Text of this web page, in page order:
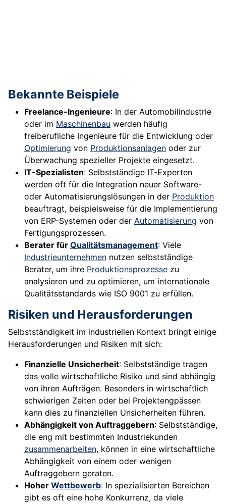
Bekannte Beispiele
Freelance-Ingenieure: In der Automobilindustrie
oder im Maschinenbau werden häufig
freiberufliche Ingenieure für die Entwicklung oder
Optimierung von Produktionsanlagen oder zur
Überwachung spezieller Projekte eingesetzt.
IT-Spezialisten: Selbstständige IT-Experten
werden oft für die Integration neuer Software-
oder Automatisierungslösungen in der Produktion
beauftragt, beispielsweise für die Implementierung
von ERP-Systemen oder der Automatisierung von
Fertigungsprozessen.
Berater für Qualitätsmanagement: Viele
Industrieunternehmen nutzen selbstständige
Berater, um ihre Produktionsprozesse zu
analysieren und zu optimieren, um internationale
Qualitätsstandards wie ISO 9001 zu erfüllen.
Risiken und Herausforderungen
Selbstständigkeit im industriellen Kontext bringt einige
Herausforderungen und Risiken mit sich:
Finanzielle Unsicherheit: Selbstständige tragen
das volle wirtschaftliche Risiko und sind abhängig
von ihren Aufträgen. Besonders in wirtschaftlich
schwierigen Zeiten oder bei Projektengpässen
kann dies zu finanziellen Unsicherheiten führen.
Abhängigkeit von Auftraggebern: Selbstständige,
die eng mit bestimmten Industriekunden
zusammenarbeiten, können in eine wirtschaftliche
Abhängigkeit von einem oder wenigen
Auftraggebern geraten.
Hoher Wettbewerb: In spezialisierten Bereichen
gibt es oft eine hohe Konkurrenz, da viele